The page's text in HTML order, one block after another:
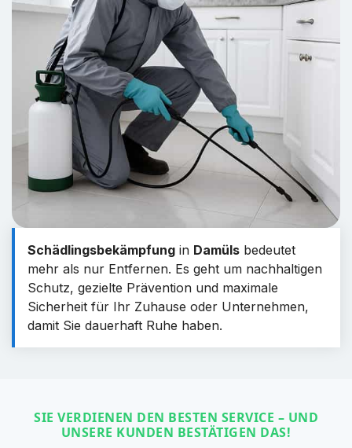
Schädlingsbekämpfung in Damüls bedeutet
mehr als nur Entfernen. Es geht um nachhaltigen
Schutz, gezielte Prävention und maximale
Sicherheit für Ihr Zuhause oder Unternehmen,
damit Sie dauerhaft Ruhe haben.
SIE VERDIENEN DEN BESTEN SERVICE – UND
UNSERE KUNDEN BESTÄTIGEN DAS!